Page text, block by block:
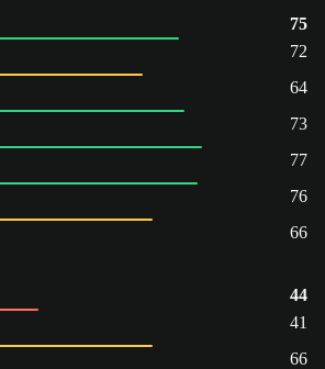
75
72
64
73
77
76
66
44
41
66